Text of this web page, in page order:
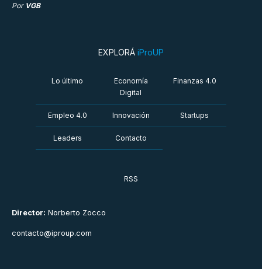
Por VGB
Director: Norberto Zocco
contacto@iproup.com
EXPLORÁ iProUP
Lo último
Economía
Digital
Finanzas 4.0
Empleo 4.0 Innovación Startups
Leaders Contacto
RSS